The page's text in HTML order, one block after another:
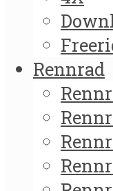
Rennrad